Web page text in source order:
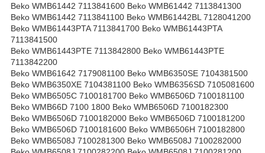
Beko WMB61442 7113841600 Beko WMB61442 7113841300
Beko WMB61442 7113841100 Beko WMB61442BL 7128041200
Beko WMB61443PTA 7113841700 Beko WMB61443PTA
7113841500
Beko WMB61443PTE 7113842800 Beko WMB61443PTE
7113842200
Beko WMB61642 7179081100 Beko WMB6350SE 7104381500
Beko WMB6350XE 7104381100 Beko WMB6356SD 7105081600
Beko WMB6505C 7100181700 Beko WMB6506D 7100181100
Beko WMB66D 7100 1800 Beko WMB6506D 7100182300
Beko WMB6506D 7100182000 Beko WMB6506D 7100181200
Beko WMB6506D 7100181600 Beko WMB6506H 7100182800
Beko WMB6508J 7100281300 Beko WMB6508J 7100282000